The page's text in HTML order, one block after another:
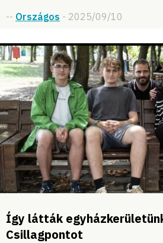
-- Országos - 2025/09/10
Így látták
Csillagpontot